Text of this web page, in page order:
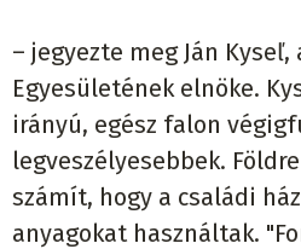
– jegyezte meg Ján
Egyesületének elnöke.
irányú, egész falon
legveszélyesebbek.
számít, hogy a családi
anyagokat használtak.